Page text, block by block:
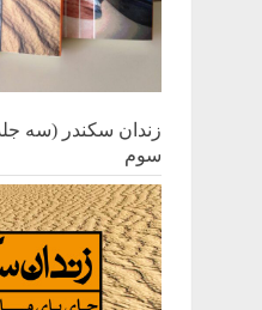
زندان سکندر (سه
سوم